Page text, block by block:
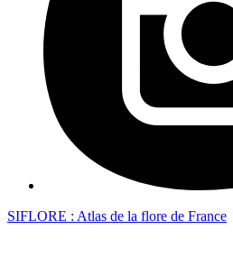
SIFLORE : Atlas de la flore de France